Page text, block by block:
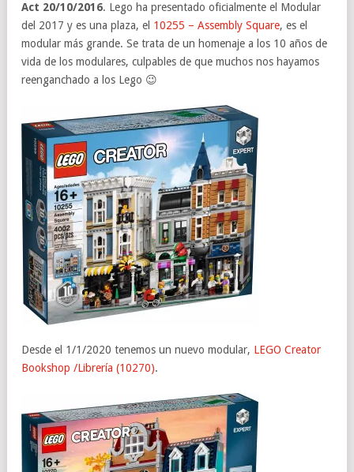
Act 20/10/2016. Lego ha presentado oficialmente el Modular
del 2017 y es una plaza, el 10255 – Assembly Square, es el
modular más grande. Se trata de un homenaje a los 10 años de
vida de los modulares, culpables de que muchos nos hayamos
reenganchado a los Lego 😉
Desde el 1/1/2020 tenemos un nuevo modular, LEGO Creator
Bookshop /Librería (10270).